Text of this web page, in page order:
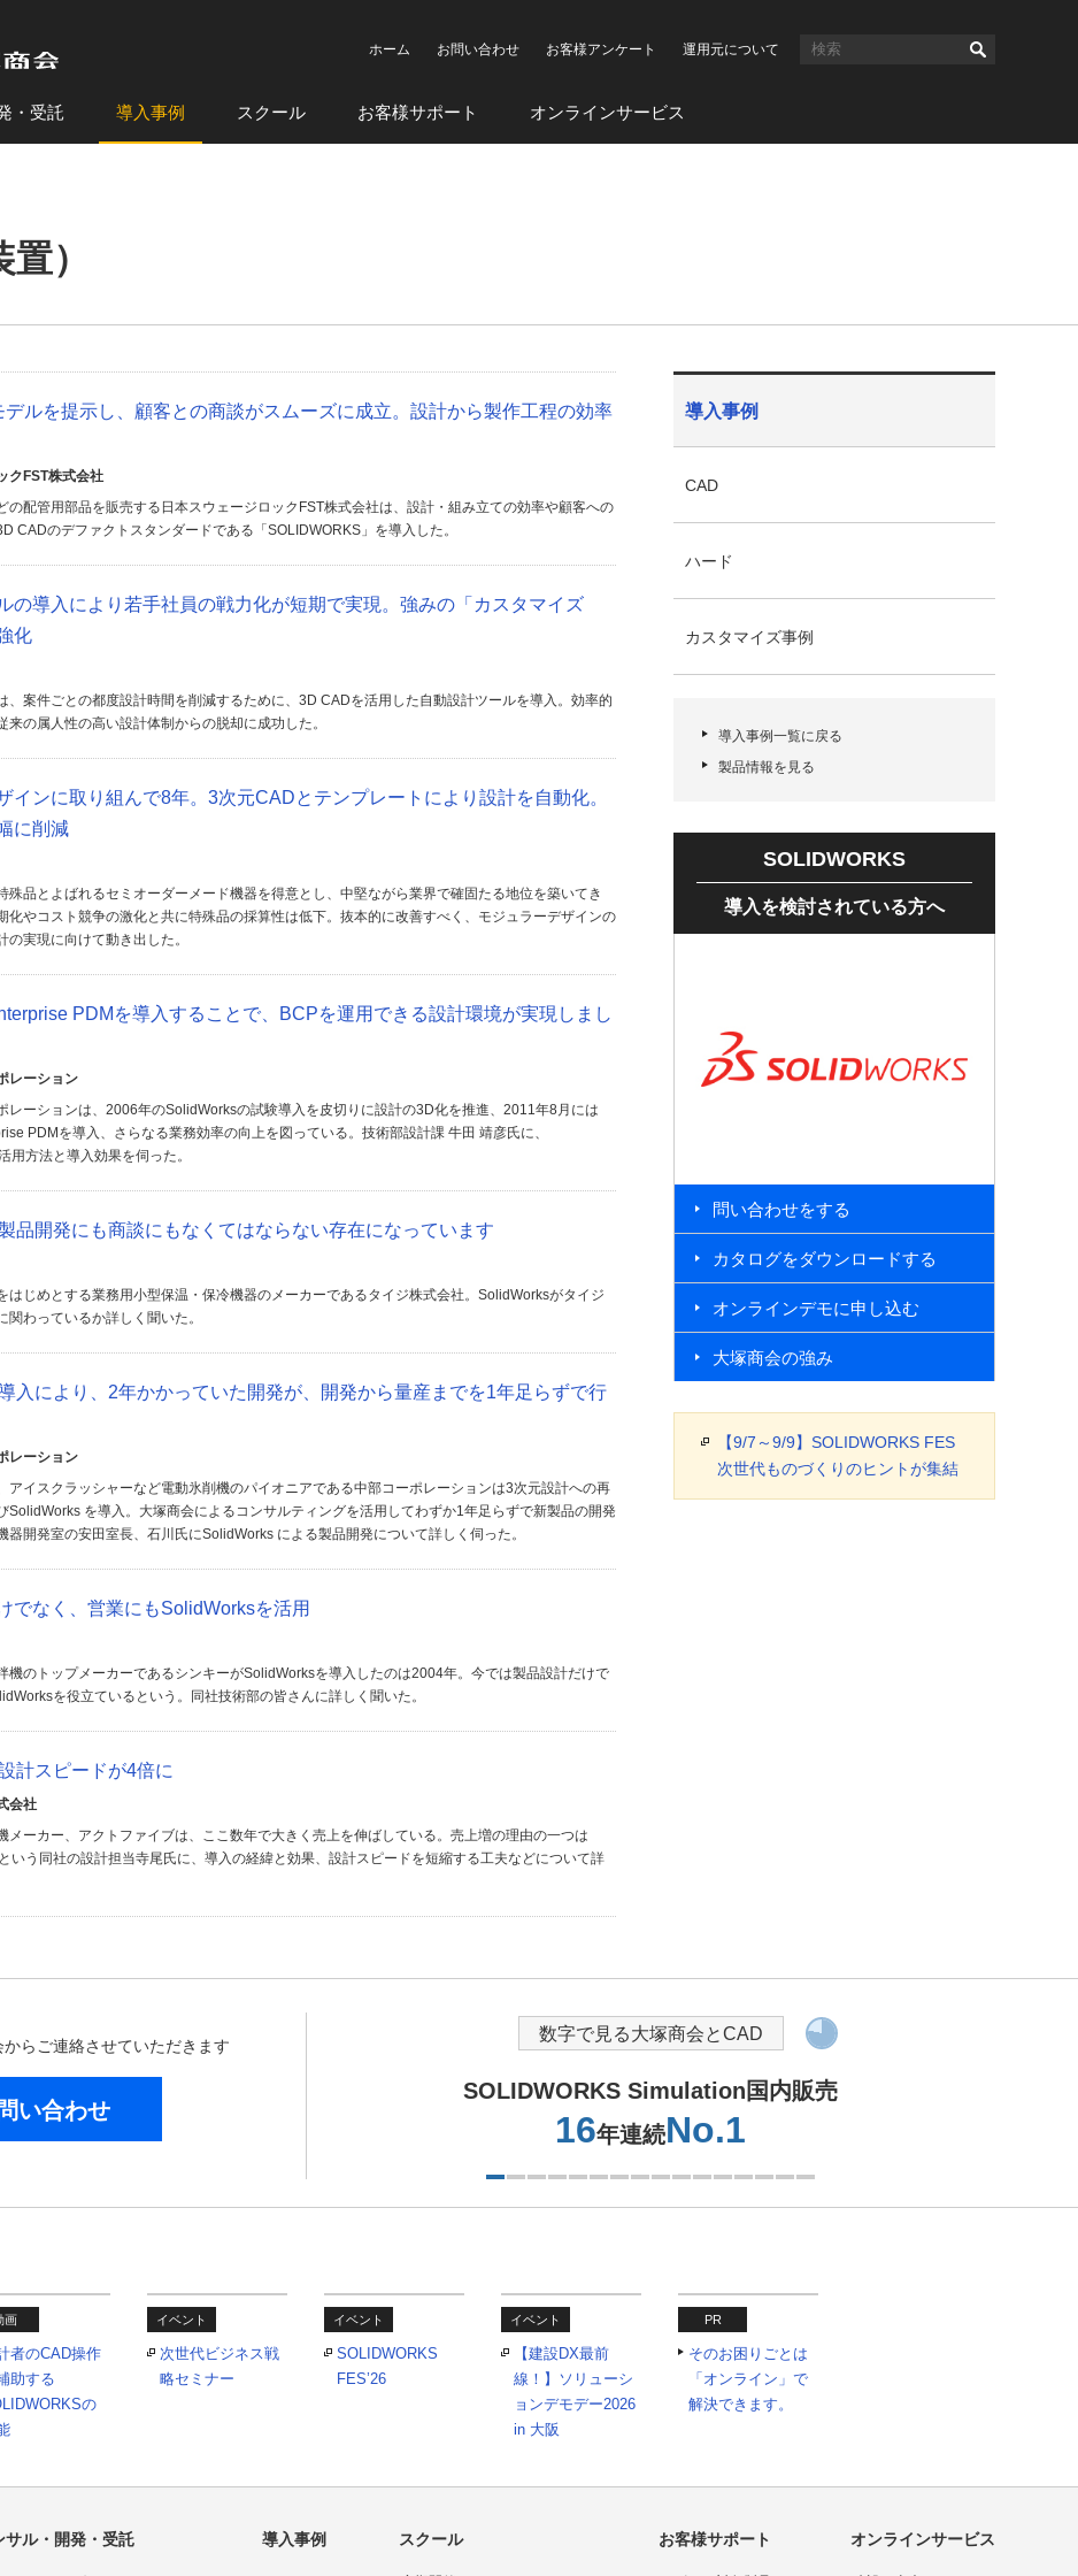
ホーム
お問い合わせ お客様アンケート 運用元について
・受託 導入事例 スクール お客様サポート オンラインサービス
）
ルを提示し、顧客との商談がスムーズに成立。設計から製作工程の効率
クFST株式会社
の配管用部品を販売する日本スウェージロックFST株式会社は、設計・組み立ての効率や顧客への
CADのデファクトスタンダードである「SOLIDWORKS」を導入した。
の導入により若手社員の戦力化が短期で実現。強みの「カスタマイズ
化
、案件ごとの都度設計時間を削減するために、3D CADを活用した自動設計ツールを導入。効率的
来の属人性の高い設計体制からの脱却に成功した。
インに取り組んで8年。3次元CADとテンプレートにより設計を自動化。
に削減
殊品とよばれるセミオーダーメード機器を得意とし、中堅ながら業界で確固たる地位を築いてき
化やコスト競争の激化と共に特殊品の採算性は低下。抜本的に改善すべく、モジュラーデザインの
の実現に向けて動き出した。
PDMを導入することで、BCPを運用できる設計環境が実現しまし
レーション
レーションは、2006年のSolidWorksの試験導入を皮切りに設計の3D化を推進、2011年8月には
PDMを導入、さらなる業務効率の向上を図っている。技術部設計課 牛田 靖彦氏に、
用方法と導入効果を伺った。
品開発にも商談にもなくてはならない存在になっています
はじめとする業務用小型保温・保冷機器のメーカーであるタイジ株式会社。SolidWorksがタイジ
関わっているか詳しく聞いた。
入により、2年かかっていた開発が、開発から量産までを1年足らずで行
レーション
アイスクラッシャーなど電動氷削機のパイオニアである中部コーポレーションは3次元設計への再
SolidWorks を導入。大塚商会によるコンサルティングを活用してわずか1年足らずで新製品の開発
器開発室の安田室長、石川氏にSolidWorks による製品開発について詳しく伺った。
でなく、営業にもSolidWorksを活用
機のトップメーカーであるシンキーがSolidWorksを導入したのは2004年。今では製品設計だけで
を役立ているという。同社技術部の皆さんに詳しく聞いた。
計スピードが4倍に
会社
メーカー、アクトファイブは、ここ数年で大きく売上を伸ばしている。売上増の理由の一つは
いう同社の設計担当寺尾氏に、導入の経緯と効果、設計スピードを短縮する工夫などについて詳
らご連絡させていただきます
い合わせ
数字で見る大塚商会とCAD
SOLIDWORKS Simulation国内販売
16年連続No.1
画
者のCAD操作
助する
の
イベント
次世代ビジネス戦
略セミナー
イベント
SOLIDWORKS
FES’26
イベント
【建設DX最前
線！】ソリューシ
ョンデモデー2026
in 大阪
PR
そのお困りごとは
「オンライン」で
解決できます。
導入事例
CAD
ハード
カスタマイズ事例
導入事例一覧に戻る
製品情報を見る
SOLIDWORKS
導入を検討されている方へ
問い合わせをする
カタログをダウンロードする
オンラインデモに申し込む
大塚商会の強み
【9/7～9/9】SOLIDWORKS FES
次世代ものづくりのヒントが集結
SOLIDWORKS
導入を検討されている方へ
問い合わせをする
カタログをダウンロードする
サル・開発・受託 導入事例 スクール お客様サポート オンラインサービス